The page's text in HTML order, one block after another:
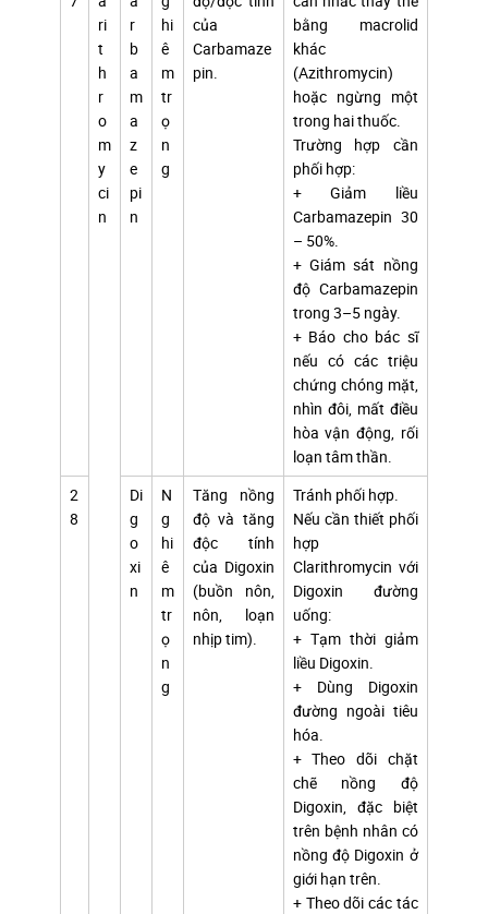
ri
t
h
r
o
m
y
ci
n
r
b
a
m
a
z
e
pi
n
hi
ê
m
tr
ọ
n
g
của
Carbamaze
pin.
bằng macrolid
khác
(Azithromycin)
hoặc ngừng một
trong hai thuốc.
Trường hợp cần
phối hợp:
+ Giảm liều
Carbamazepin 30
– 50%.
+ Giám sát nồng
độ Carbamazepin
trong 3–5 ngày.
+ Báo cho bác sĩ
nếu có các triệu
chứng chóng mặt,
nhìn đôi, mất điều
hòa vận động, rối
loạn tâm thần.
2
8
Di
g
o
xi
n
N
g
hi
ê
m
tr
ọ
n
g
Tăng nồng
độ và tăng
độc tính
của Digoxin
(buồn nôn,
nôn, loạn
nhịp tim).
Tránh phối hợp.
Nếu cần thiết phối
hợp
Clarithromycin với
Digoxin đường
uống:
+ Tạm thời giảm
liều Digoxin.
+ Dùng Digoxin
đường ngoài tiêu
hóa.
+ Theo dõi chặt
chẽ nồng độ
Digoxin, đặc biệt
trên bệnh nhân có
nồng độ Digoxin ở
giới hạn trên.
+ Theo dõi các tác